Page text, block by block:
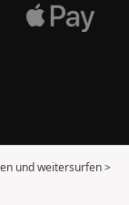
und weitersurfen >